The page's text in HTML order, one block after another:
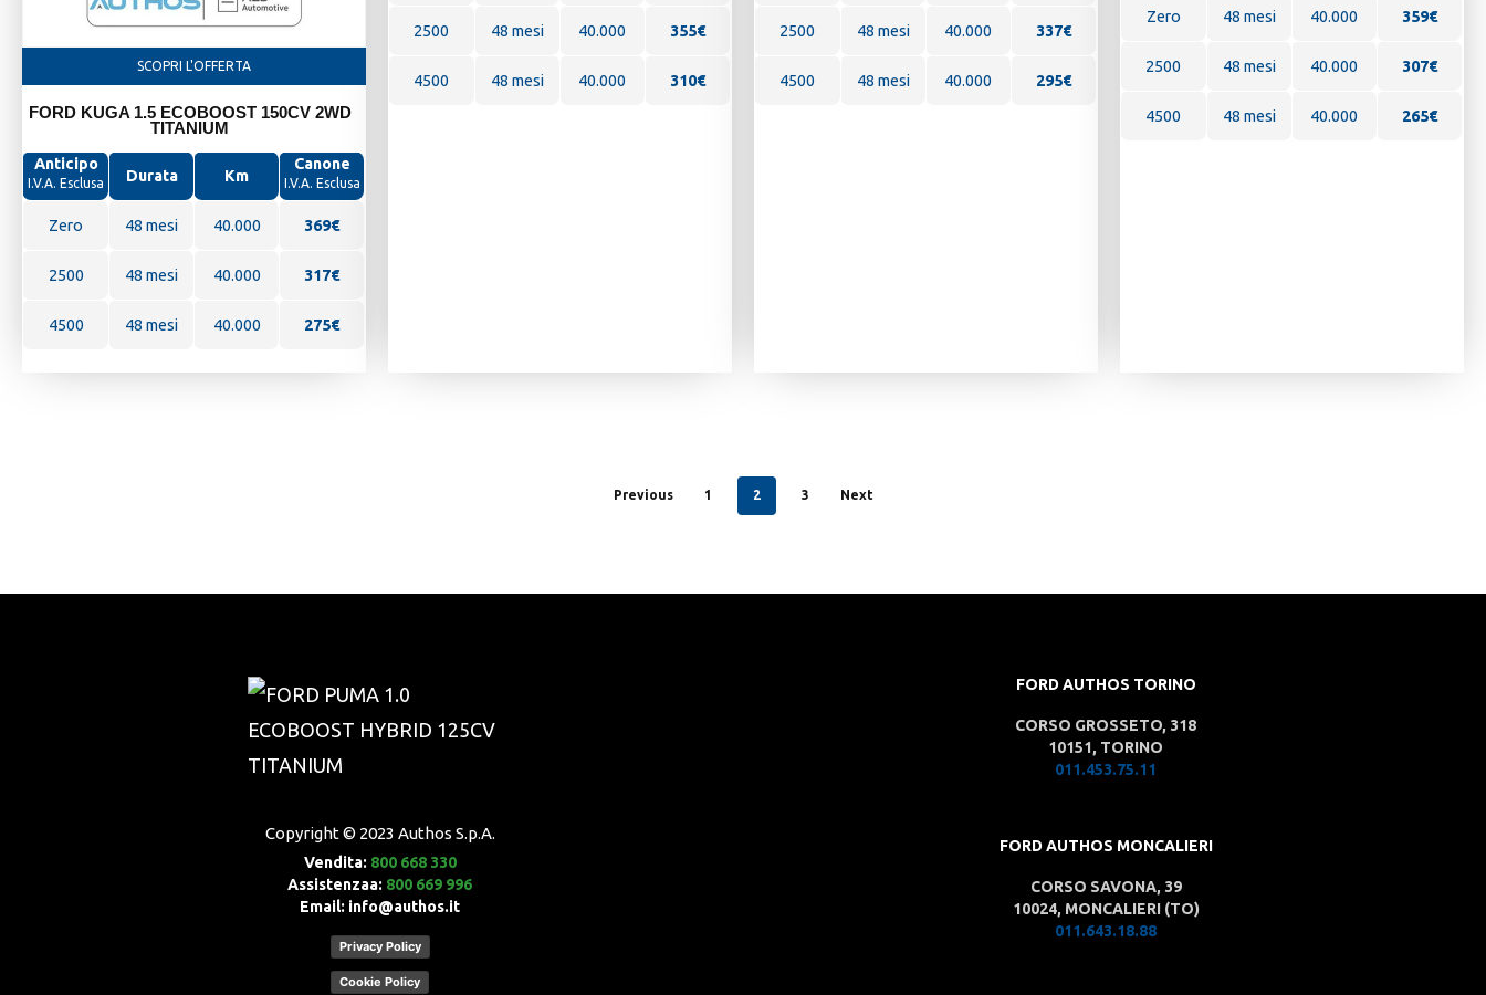
SCOPRI L'OFFERTA
FORD KUGA 1.5 ECOBOOST 150CV 2WD
TITANIUM
Anticipo
I.V.A. Esclusa Durata Km
Canone
I.V.A. Esclusa
Zero 48 mesi 40.000 369€
2500 48 mesi 40.000 317€
4500 48 mesi 40.000 275€
2500 48 mesi 40.000 355€
4500 48 mesi 40.000 310€
2500 48 mesi 40.000 337€
4500 48 mesi 40.000 295€
Zero 48 mesi 40.000 359€
2500 48 mesi 40.000 307€
4500 48 mesi 40.000 265€
Previous 1 2 3 Next
Copyright © 2023 Authos S.p.A.
Vendita: 800 668 330
Assistenzaa: 800 669 996
Email: info@authos.it
Privacy Policy
Cookie Policy
FORD AUTHOS TORINO
CORSO GROSSETO, 318
10151, TORINO
011.453.75.11
FORD AUTHOS MONCALIERI
CORSO SAVONA, 39
10024, MONCALIERI (TO)
011.643.18.88